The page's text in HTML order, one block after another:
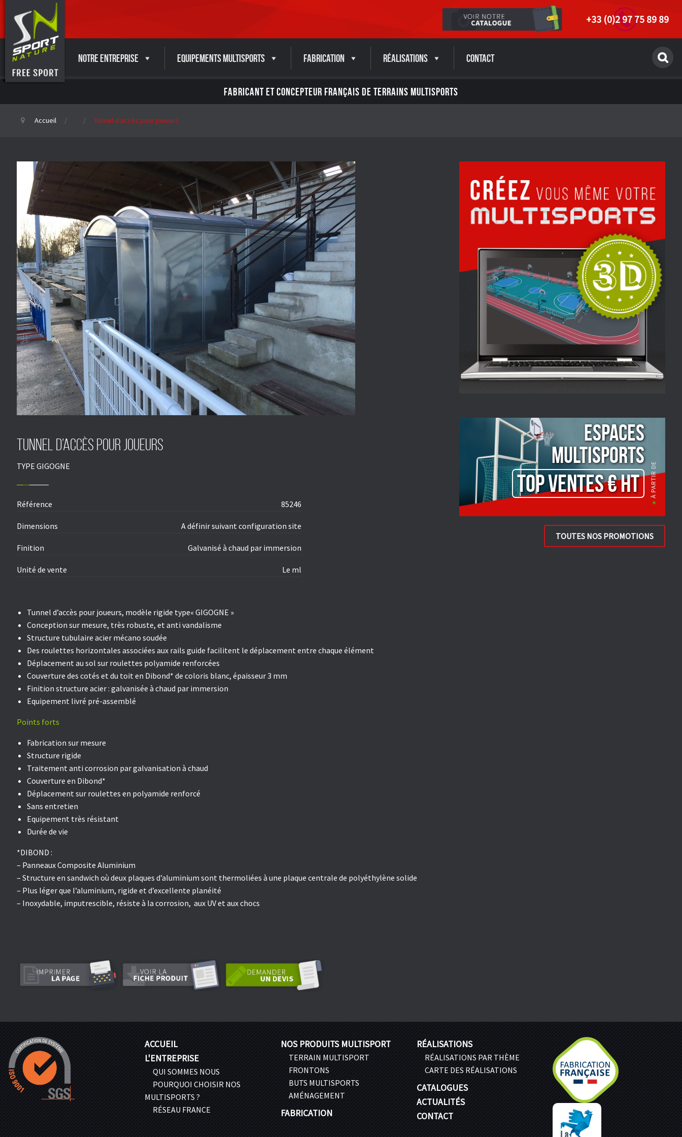
+33 (0)2 97 75 89 89
Notre entreprise Equipements Multisports Fabrication Réalisations Contact
FABRICANT ET CONCEPTEUR FRANÇAIS DE TERRAINS MULTISPORTS
Accueil Tunnel d’accès pour joueurs
Tunnel d’accès pour joueurs
TYPE GIGOGNE
Référence 85246
Dimensions A définir suivant configuration site
Finition Galvanisé à chaud par immersion
Unité de vente Le ml
Tunnel d’accès pour joueurs, modèle rigide type« GIGOGNE »
Conception sur mesure, très robuste, et anti vandalisme
Structure tubulaire acier mécano soudée
Des roulettes horizontales associées aux rails guide facilitent le déplacement entre chaque élément
Déplacement au sol sur roulettes polyamide renforcées
Couverture des cotés et du toit en Dibond* de coloris blanc, épaisseur 3 mm
Finition structure acier : galvanisée à chaud par immersion
Equipement livré pré-assemblé
Points forts
Fabrication sur mesure
Structure rigide
Traitement anti corrosion par galvanisation à chaud
Couverture en Dibond*
Déplacement sur roulettes en polyamide renforcé
Sans entretien
Equipement très résistant
Durée de vie
*DIBOND :
– Panneaux Composite Aluminium
– Structure en sandwich où deux plaques d’aluminium sont thermoliées à une plaque centrale de polyéthylène solide
– Plus léger que l’aluminium, rigide et d’excellente planéité
– Inoxydable, imputrescible, résiste à la corrosion, aux UV et aux chocs
ESPACES
Multisports
TOP VENTES € HT
TOUTES NOS PROMOTIONS
ACCUEIL
L'ENTREPRISE
QUI SOMMES NOUS
POURQUOI CHOISIR NOS
MULTISPORTS ?
RÉSEAU FRANCE
NOS PRODUITS MULTISPORT
TERRAIN MULTISPORT
FRONTONS
BUTS MULTISPORTS
AMÉNAGEMENT
FABRICATION
RÉALISATIONS
RÉALISATIONS PAR THÈME
CARTE DES RÉALISATIONS
CATALOGUES
ACTUALITÉS
CONTACT